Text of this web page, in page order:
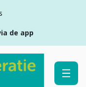
de app